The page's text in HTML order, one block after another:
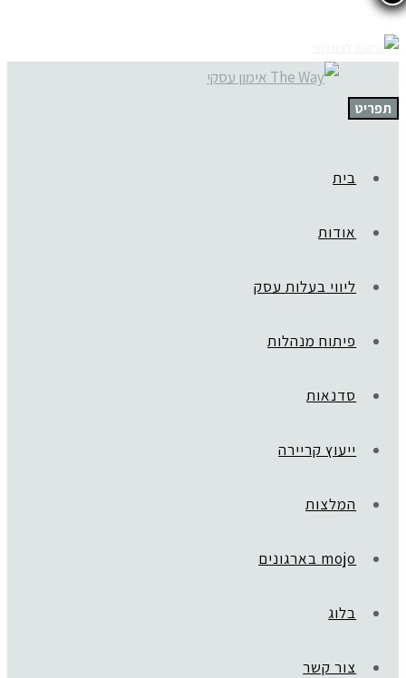
תפריט
בית
אודות
ליווי בעלות עסק
פיתוח מנהלות
סדנאות
ייעוץ קריירה
המלצות
mojo בארגונים
בלוג
צור קשר